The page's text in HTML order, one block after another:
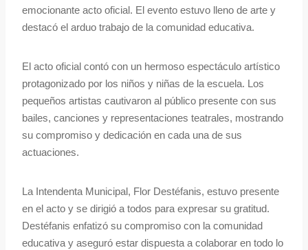
emocionante acto oficial. El evento estuvo lleno de arte y
destacó el arduo trabajo de la comunidad educativa.
El acto oficial contó con un hermoso espectáculo artístico
protagonizado por los niños y niñas de la escuela. Los
pequeños artistas cautivaron al público presente con sus
bailes, canciones y representaciones teatrales, mostrando
su compromiso y dedicación en cada una de sus
actuaciones.
La Intendenta Municipal, Flor Destéfanis, estuvo presente
en el acto y se dirigió a todos para expresar su gratitud.
Destéfanis enfatizó su compromiso con la comunidad
educativa y aseguró estar dispuesta a colaborar en todo lo